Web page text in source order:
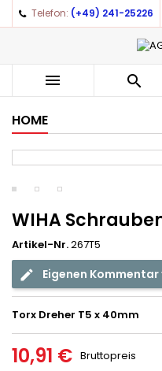
Telefon: (+49) 241-25226
 
HOME
WIHA
Artikel-Nr.267T5
Eigenen
Torx Dreher T5 x 40mm
10,91 € Bruttopreis
Auf meine
((title))
((label))
Anmelden
You need to be
wishlist.